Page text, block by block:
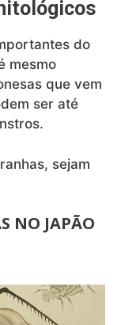
do
mesmo
que vem
ser até
sejam
NO JAPÃO